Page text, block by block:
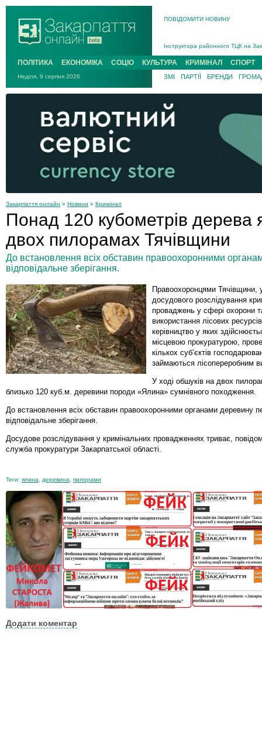
ПОВІДОМИТИ НОВИНУ
Інструктора районного ТЦК на
В Ужгороді попрощаються із
В Ужгороді 5 серпня
Підтвердили загибель
На війні з рф поліг військовий з
На війні загинув 26-річний
ПОЛІТИКА ЕКОНОМІКА СОЦІО КУЛЬТУРА КРИМІНАЛ СПОРТ
Неділя, 9 серпня 2026 ЗМІ ПАРТІЇ БРЕНДИ
Закарпаття онлайн » Новини » Кримінал
Понад 120 кубометрів дерева
двох пилорамах Тячівщини
До встановлення всіх обставин правоохоронними
відповідальне зберігання.
Правоохоронцями Тячівщини,
досудового розслідування
проваджень у сфері охорони
використання лісових
керівництво у яких
місцевою прокуратурою,
кількох суб’єктів
займаються лісопереробним
У ході обшуків на двох
близько 120 куб.м. деревини породи «Ялина» сумнівного походження.
До встановлення всіх обставин правоохоронними органами деревину
відповідальне зберігання.
Досудове розслідування у кримінальних провадженнях триває,
служба прокуратури Закарпатської області.
Теги: ялина деревина пилорами
Додати коментар